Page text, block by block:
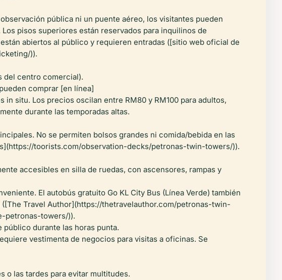
pública ni un puente aéreo, los visitantes pueden
pisos superiores están reservados para inquilinos de
abiertos al público y requieren entradas ([sitio web oficial de
)).
del centro comercial).
comprar [en línea]
situ. Los precios oscilan entre RM80 y RM100 para adultos,
durante las temporadas altas.
No se permiten bolsos grandes ni comida/bebida en las
toorists.com/observation-decks/petronas-twin-towers/)).
accesibles en silla de ruedas, con ascensores, rampas y
El autobús gratuito Go KL City Bus (Línea Verde) también
Travel Author](https://thetravelauthor.com/petronas-twin-
petronas-towers/)).
durante las horas punta.
vestimenta de negocios para visitas a oficinas. Se
o las tardes para evitar multitudes.